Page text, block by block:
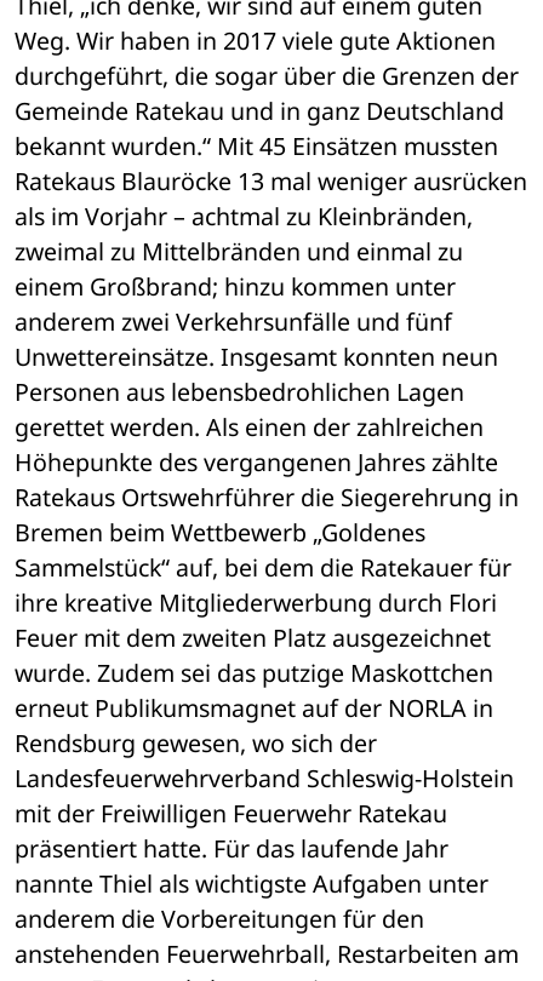
Weg. Wir haben in 2017 viele gute Aktionen
durchgeführt, die sogar über die Grenzen der
Gemeinde Ratekau und in ganz Deutschland
bekannt wurden.“ Mit 45 Einsätzen mussten
Ratekaus Blauröcke 13 mal weniger ausrücken
als im Vorjahr – achtmal zu Kleinbränden,
zweimal zu Mittelbränden und einmal zu
einem Großbrand; hinzu kommen unter
anderem zwei Verkehrsunfälle und fünf
Unwettereinsätze. Insgesamt konnten neun
Personen aus lebensbedrohlichen Lagen
gerettet werden. Als einen der zahlreichen
Höhepunkte des vergangenen Jahres zählte
Ratekaus Ortswehrführer die Siegerehrung in
Bremen beim Wettbewerb „Goldenes
Sammelstück“ auf, bei dem die Ratekauer für
ihre kreative Mitgliederwerbung durch Flori
Feuer mit dem zweiten Platz ausgezeichnet
wurde. Zudem sei das putzige Maskottchen
erneut Publikumsmagnet auf der NORLA in
Rendsburg gewesen, wo sich der
Landesfeuerwehrverband Schleswig-Holstein
mit der Freiwilligen Feuerwehr Ratekau
präsentiert hatte. Für das laufende Jahr
nannte Thiel als wichtigste Aufgaben unter
anderem die Vorbereitungen für den
anstehenden Feuerwehrball, Restarbeiten am